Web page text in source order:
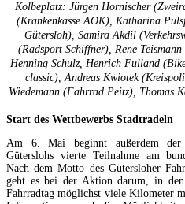
Kolbeplatz: Jürgen Hornischer
(Krankenkasse AOK), Katharina​
Gütersloh), Samira Akdil
(Radsport Schiffner), Rene
Henning Schulz, Henrich Fulland
classic), Andreas Kwiotek
Wiedemann (Fahrrad Peitz), Thomas
Start des Wettbewerbs Stadtradeln
Am 6. Mai beginnt außerdem der
Güterslohs vierte Teilnahme am
Nach dem Motto des Gütersloher
geht es bei der Aktion darum, in
Fahrradtag möglichst viele Kilometer